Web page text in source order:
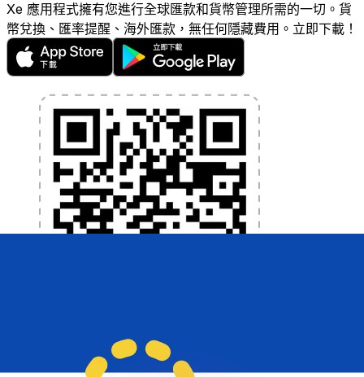
Xe 應用程式擁有您進行全球匯款和貨幣管理所需的一切。貨
幣兌換、匯率提醒、海外匯款，無任何隱藏費用。立即下載！